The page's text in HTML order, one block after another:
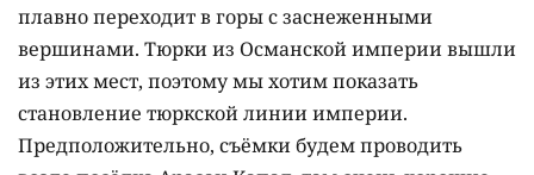
плавно переходит в горы с заснеженными
вершинами. Тюрки из Османской империи вышли
из этих мест, поэтому мы хотим показать
становление тюркской линии империи.
Предположительно, съёмки будем проводить